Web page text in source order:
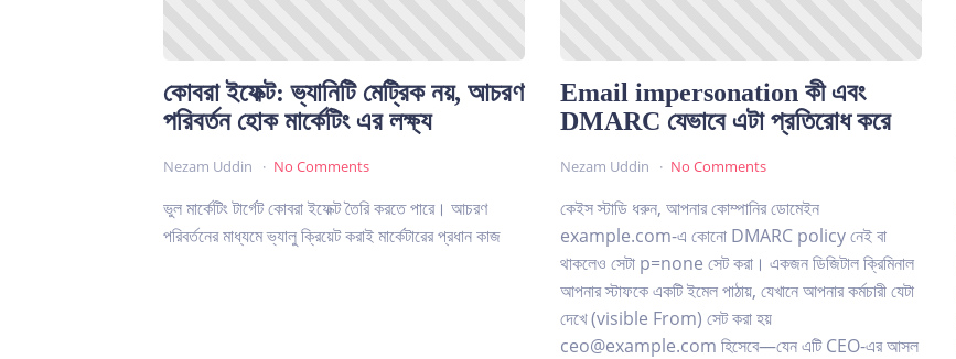
কোবরা ইফেক্ট: ভ্যানিটি মেট্রিক নয়, আচরণ
পরিবর্তন হোক মার্কেটিং এর লক্ষ্য
Nezam Uddin No Comments
ভুল মার্কেটিং টার্গেট কোবরা ইফেক্ট তৈরি করতে পারে। আচরণ
পরিবর্তনের মাধ্যমে ভ্যালু ক্রিয়েট করাই মার্কেটারের প্রধান কাজ
Email impersonation কী এবং
DMARC যেভাবে এটা প্রতিরোধ করে
Nezam Uddin No Comments
কেইস স্টাডি ধরুন, আপনার কোম্পানির ডোমেইন
example.com-এ কোনো DMARC policy নেই বা
থাকলেও সেটা p=none সেট করা। একজন ডিজিটাল ক্রিমিনাল
আপনার স্টাফকে একটি ইমেল পাঠায়, যেখানে আপনার কর্মচারী যেটা
দেখে (visible From) সেট করা হয়
ceo@example.com হিসেবে—যেন এটি CEO-এর আসল